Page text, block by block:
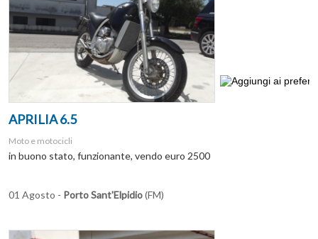
APRILIA 6.5
Moto e motocicli
in buono stato, funzionante, vendo euro 2500
01 Agosto - Porto Sant'Elpidio(FM)